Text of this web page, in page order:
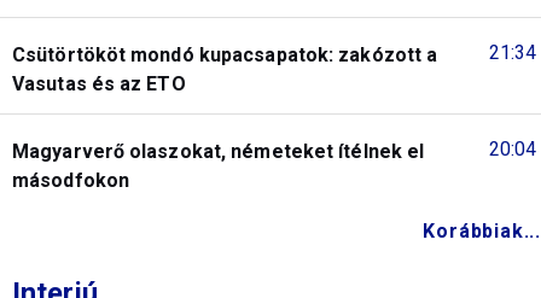
21:34
Csütörtököt mondó kupacsapatok: zakózott a
Vasutas és az ETO
20:04
Magyarverő olaszokat, németeket ítélnek el
másodfokon
Korábbiak...